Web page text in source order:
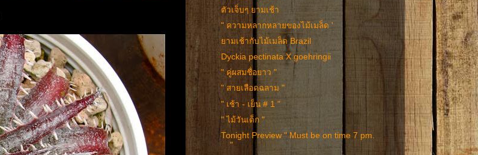
ตัวเจ็บๆ ยามเช้า
" ความหลากหลายของไม้เมล็ด '
ยามเช้ากับไม้เมล็ด Brazil
Dyckia pectinata X goehringii
" คู่ผสมชื่อยาว "
" สายเลือดฉลาม "
" เช้า - เย็น # 1 "
" ไม้วันเด็ก "
Tonight Preview " Must be on time 7 pm.
"